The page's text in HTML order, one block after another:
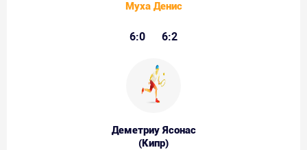
Муха Денис
6:0 6:2
Деметриу Ясонас
(Кипр)